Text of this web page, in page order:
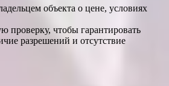
объекта о цене, условиях
проверку, чтобы гарантировать
разрешений и отсутствие